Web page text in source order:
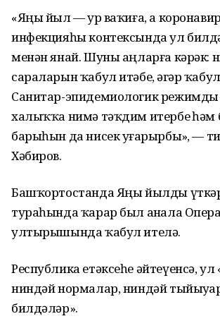
«Яңы йыл — ҙур ваҡиға, а
инфекцияһы контексында ул
менән янай. Шуны аңларға кәрәк:
сараларын ҡабул итәбеҙ, әгәр
Санитар-эпидемиологик режимды
халыҡҡа нимә тәҡдим итербеҙ һәм
барыһын да нисек уҙғарырбыҙ», —
Хәбиров.
Башҡортостанда Яңы йылды
тураһында ҡарар был аҙнала
ултырышында ҡабул ителә.
Республика етәксеһе әйтеүенсә,
ниндәй нормалар, ниндәй
билдәләр».